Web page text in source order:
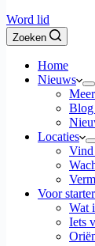
Word lid
Zoeken
Home
Nieuws
Blog
Locaties
Vind
Voor
Wat
Iets